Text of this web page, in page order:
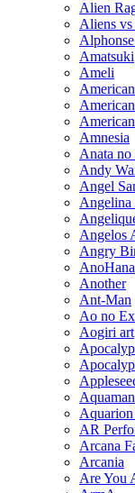
Alien
Aliens vs
Amatsuki
Ameli
Amnesia
Anata no
Andy
Angel
Angelina
Angelos
Angry
AnoHana
Another
Ant-Man
Ao no
Aogiri art
Aquaman
AR
Arcana
Arcania
Are You